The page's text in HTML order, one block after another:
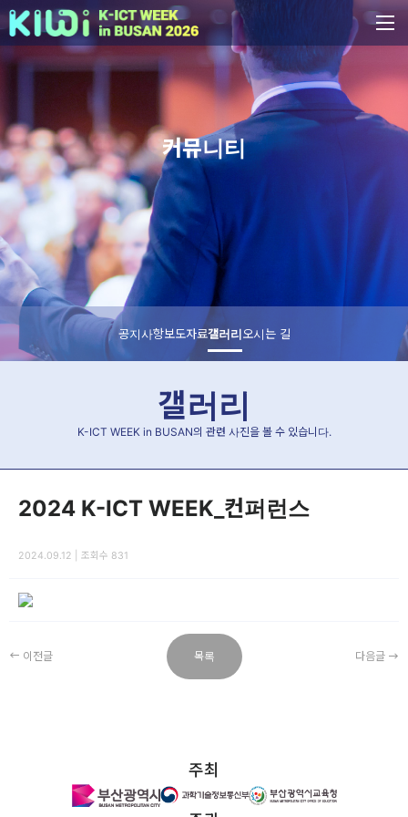
커뮤니티
공지사항보도자료갤러리오시는 길
갤러리
K-ICT WEEK in BUSAN의 관련 사진을 볼 수 있습니다.
2024 K-ICT WEEK_컨퍼런스
2024.09.12 | 조회수 831
이전글 목록 다음글
주최